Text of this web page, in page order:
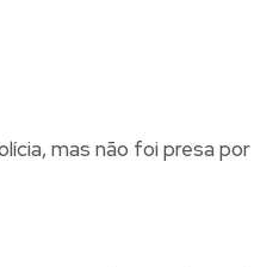
mas não foi presa por